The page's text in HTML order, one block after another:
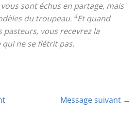
sont échus en partage, mais
du troupeau. 4Et quand
pasteurs, vous recevrez la
ne se flétrit pas.
Message suivant →